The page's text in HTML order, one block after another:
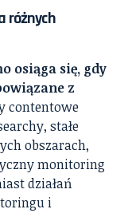
różnych
osiąga się, gdy
z
contentowe
stałe
obszarach,
monitoring
działań
i